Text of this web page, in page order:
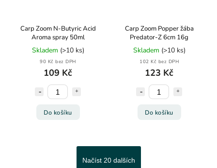
Carp Zoom N-Butyric Acid
Aroma spray 50ml
Skladem (>10 ks)
90 Kč bez DPH
109 Kč
Do košíku
Carp Zoom Popper žába
Predator-Z 6cm 16g
Skladem (>10 ks)
102 Kč bez DPH
123 Kč
Do košíku
Načíst 20 dalších